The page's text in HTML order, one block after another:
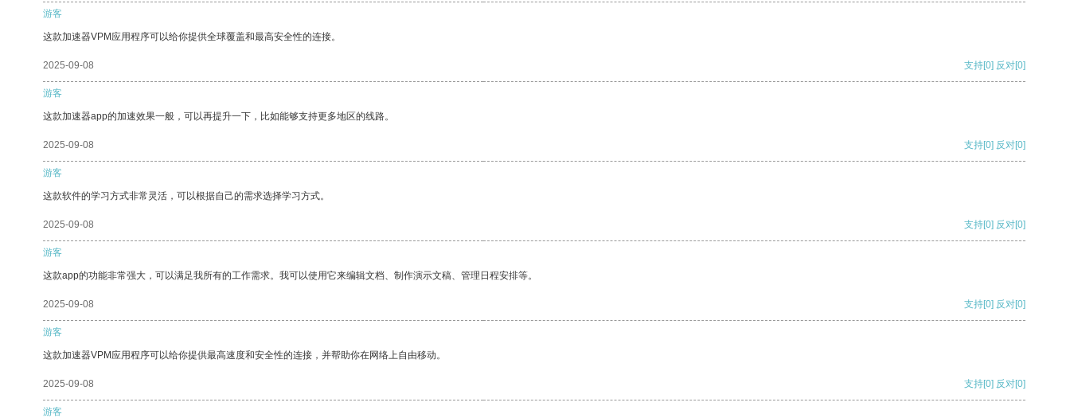
游客
这款加速器VPM应用程序可以给你提供全球覆盖和最高安全性的连接。
2025-09-08 支持[0] 反对[0]
游客
这款加速器app的加速效果一般，可以再提升一下，比如能够支持更多地区的线路。
2025-09-08 支持[0] 反对[0]
游客
这款软件的学习方式非常灵活，可以根据自己的需求选择学习方式。
2025-09-08 支持[0] 反对[0]
游客
这款app的功能非常强大，可以满足我所有的工作需求。我可以使用它来编辑文档、制作演示文稿、管理日程安排等。
2025-09-08 支持[0] 反对[0]
游客
这款加速器VPM应用程序可以给你提供最高速度和安全性的连接，并帮助你在网络上自由移动。
2025-09-08 支持[0] 反对[0]
游客